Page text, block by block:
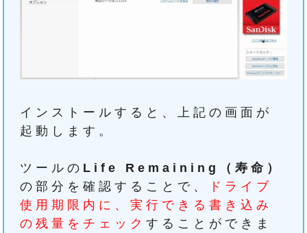
インストールすると、上記の画面が
起動します。
ツールの Life Remaining（寿命）
の部分を確認することで、
ドライブ
使用期限内に、実行できる書き込み
の残量をチェックすることができま